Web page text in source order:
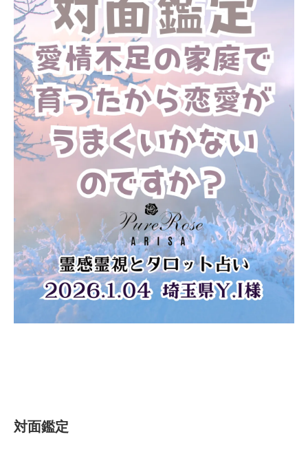
​対面鑑定